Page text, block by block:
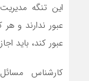
این تنگه
عبور ندارند و
عبور کند، باید
کارشناس